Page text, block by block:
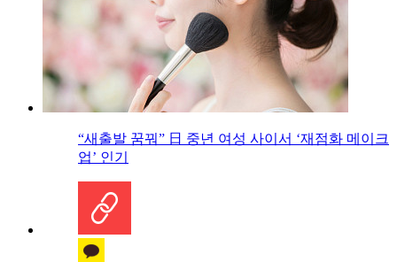
“새출발 꿈꿔” 日 중년 여성 사이서 ‘재점화 메이크
업’ 인기